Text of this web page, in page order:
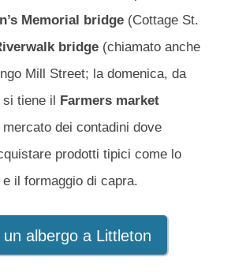
Memorial bridge (Cottage St.
bridge (chiamato anche
Mill Street; la domenica, da
tiene il
Farmers market
dei contadini dove
prodotti tipici come lo
e il formaggio di capra.
un albergo a Littleton